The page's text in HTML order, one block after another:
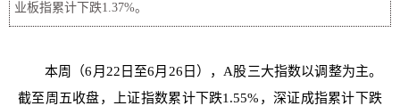
业板指累计下跌1.37%。
本周（6月22日至6月26日），A股三大指数以调整为主。
截至周五收盘，上证指数累计下跌1.55%，深证成指累计下跌